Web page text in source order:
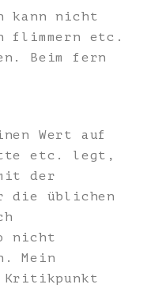
kann nicht
flimmern etc.
Beim fern
Wert auf
etc. legt,
der
die üblichen
nicht
Mein
Kritikpunkt